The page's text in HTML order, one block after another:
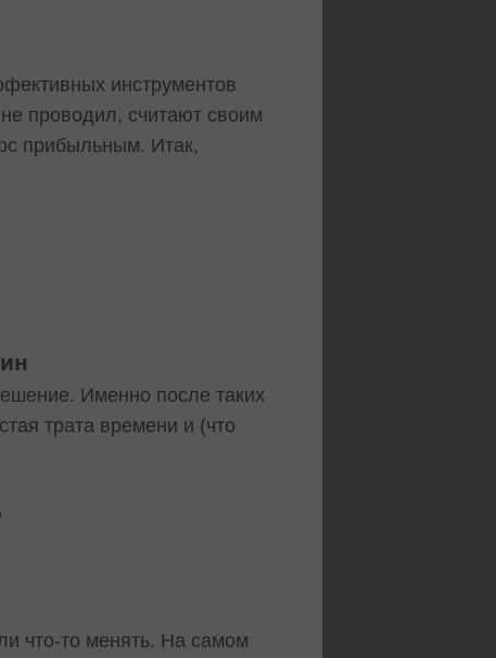
инструментов
проводил, считают своим
прибыльным. Итак,
Именно после таких
трата времени и (что
что-то менять. На самом